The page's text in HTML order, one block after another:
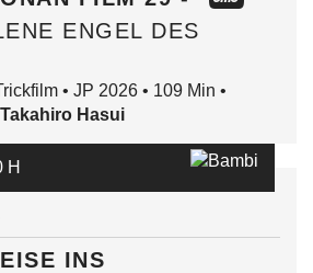
ENGEL DES
• JP 2026 • 109 Min •
Takahiro Hasui
INS
H